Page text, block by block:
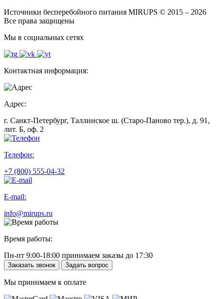
Источники бесперебойного питания MIRUPS © 2015 – 2026
Все права защищены
Мы в социальных сетях
Контактная информация:
Адрес:
г. Санкт-Петербург, Таллинское ш. (Старо-Паново тер.), д. 91,
лит. Б, оф. 2
Телефон:
+7 (800) 555-04-32
E-mail:
info@mirups.ru
Время работы:
Пн-пт 9:00-18:00 принимаем заказы до 17:30
Заказать звонок Задать вопрос
Мы принимаем к оплате